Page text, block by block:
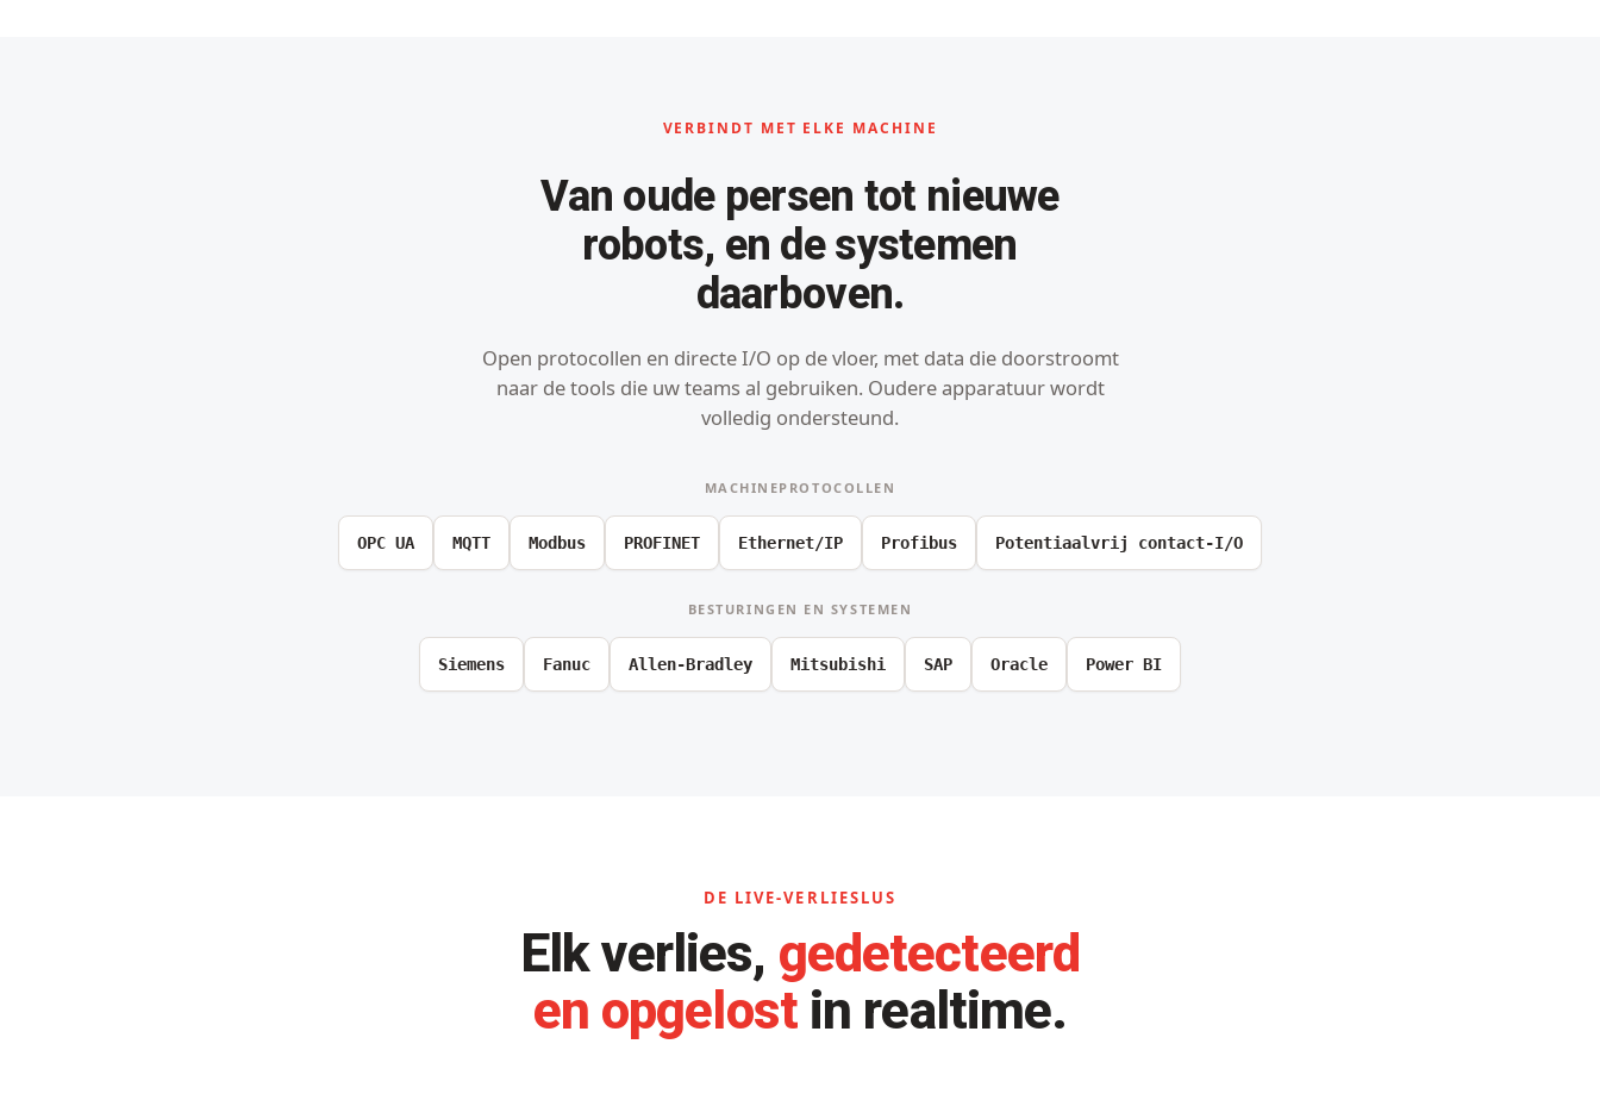
VERBINDT MET ELKE MACHINE
Van oude persen tot nieuwe
robots, en de systemen
daarboven.
Open protocollen en directe I/O op de vloer, met data die doorstroomt
naar de tools die uw teams al gebruiken. Oudere apparatuur wordt
volledig ondersteund.
MACHINEPROTOCOLLEN
OPC UA MQTT Modbus PROFINET Ethernet/IP Profibus Potentiaalvrij contact-I/O
BESTURINGEN EN SYSTEMEN
Siemens Fanuc Allen-Bradley Mitsubishi SAP Oracle Power BI
DE LIVE-VERLIESLUS
Elk verlies, gedetecteerd
en opgelostin realtime.